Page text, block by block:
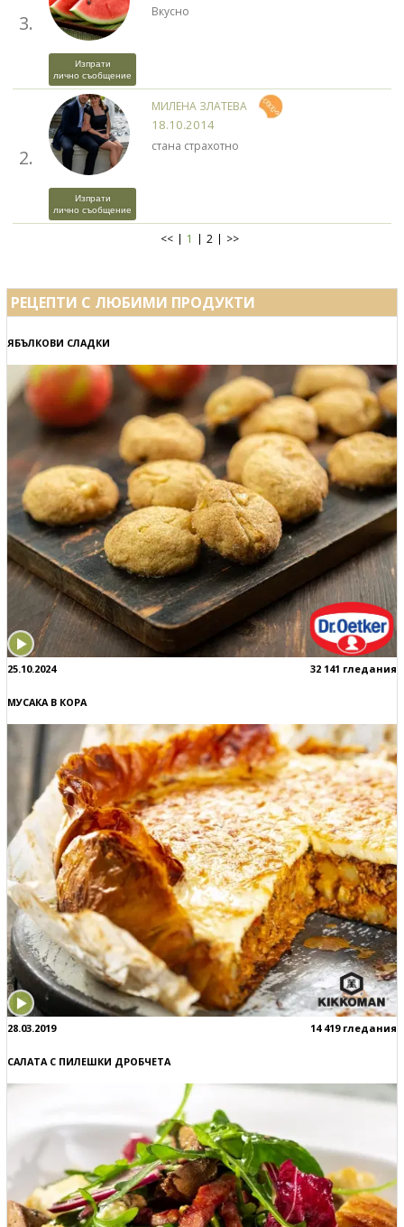
3.
Изпрати
лично съобщение
Вкусно
2.
Изпрати
лично съобщение
МИЛЕНА ЗЛАТЕВА
18.10.2014
стана страхотно
<< 1 2 >>
РЕЦЕПТИ С ЛЮБИМИ ПРОДУКТИ
ЯБЪЛКОВИ СЛАДКИ
25.10.2024 32 141 гледания
МУСАКА В КОРА
28.03.2019 14 419 гледания
САЛАТА С ПИЛЕШКИ ДРОБЧЕТА